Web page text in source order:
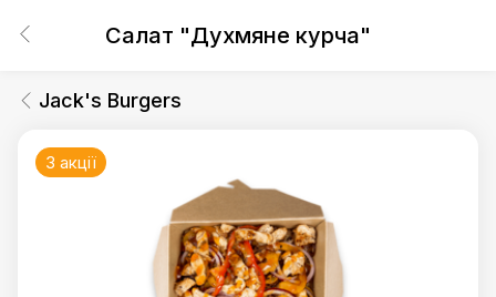
Салат "Духмяне курча"
Jack's Burgers
3 акції